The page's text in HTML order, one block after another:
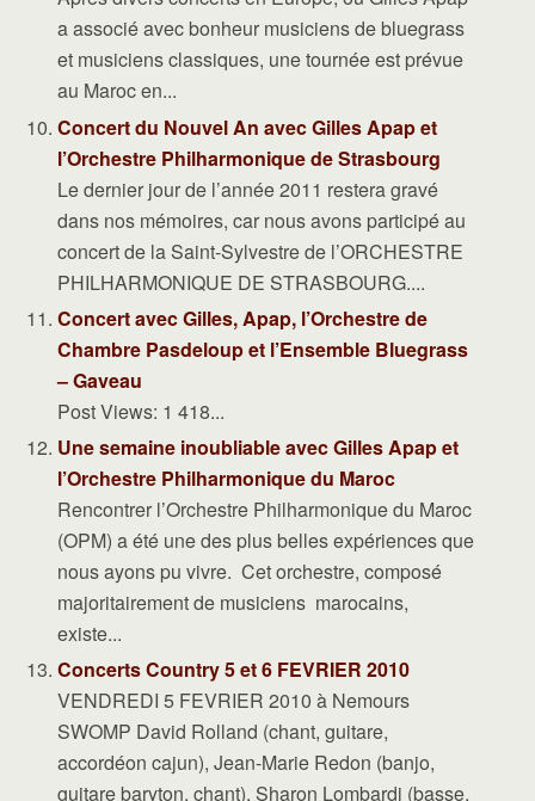
a associé avec bonheur musiciens de bluegrass
et musiciens classiques, une tournée est prévue
au Maroc en...
Concert du Nouvel An avec Gilles Apap et
l’Orchestre Philharmonique de Strasbourg
Le dernier jour de l’année 2011 restera gravé
dans nos mémoires, car nous avons participé au
concert de la Saint-Sylvestre de l’ORCHESTRE
PHILHARMONIQUE DE STRASBOURG....
Concert avec Gilles, Apap, l’Orchestre de
Chambre Pasdeloup et l’Ensemble Bluegrass
– Gaveau
Post Views: 1 418...
Une semaine inoubliable avec Gilles Apap et
l’Orchestre Philharmonique du Maroc
Rencontrer l’Orchestre Philharmonique du Maroc
(OPM) a été une des plus belles expériences que
nous ayons pu vivre. Cet orchestre, composé
majoritairement de musiciens marocains,
existe...
Concerts Country 5 et 6 FEVRIER 2010
VENDREDI 5 FEVRIER 2010 à Nemours
SWOMP David Rolland (chant, guitare,
accordéon cajun), Jean-Marie Redon (banjo,
guitare baryton, chant), Sharon Lombardi (basse,